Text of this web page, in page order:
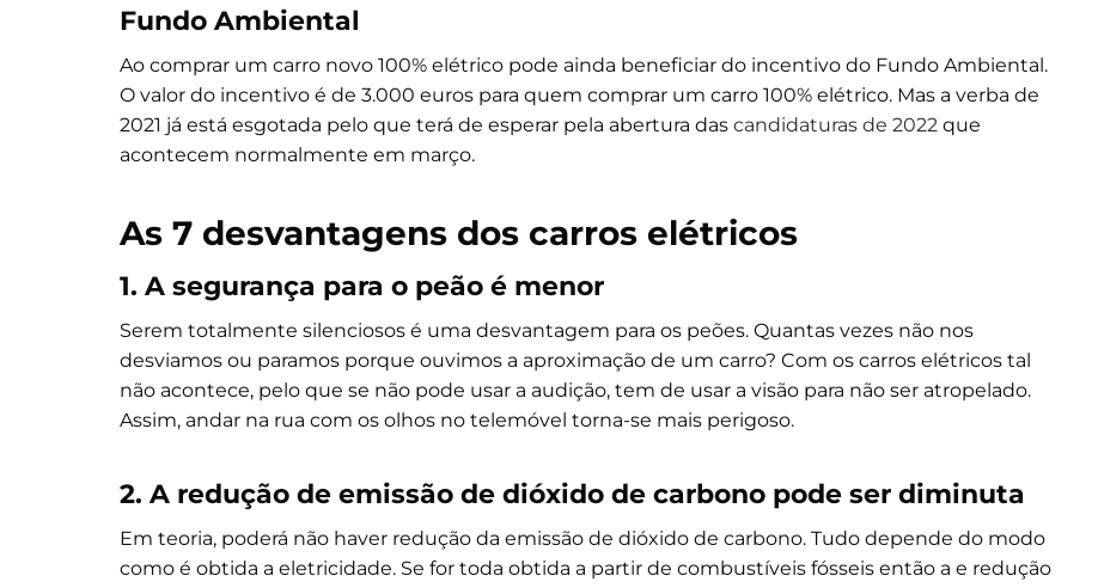
Fundo Ambiental
Ao comprar um carro novo 100% elétrico pode ainda beneficiar do incentivo do Fundo Ambiental.
O valor do incentivo é de 3.000 euros para quem comprar um carro 100% elétrico. Mas a verba de
2021 já está esgotada pelo que terá de esperar pela abertura das candidaturas de 2022 que
acontecem normalmente em março.
As 7 desvantagens dos carros elétricos
1. A segurança para o peão é menor
Serem totalmente silenciosos é uma desvantagem para os peões. Quantas vezes não nos
desviamos ou paramos porque ouvimos a aproximação de um carro? Com os carros elétricos tal
não acontece, pelo que se não pode usar a audição, tem de usar a visão para não ser atropelado.
Assim, andar na rua com os olhos no telemóvel torna-se mais perigoso.
2. A redução de emissão de dióxido de carbono pode ser diminuta
Em teoria, poderá não haver redução da emissão de dióxido de carbono. Tudo depende do modo
como é obtida a eletricidade. Se for toda obtida a partir de combustíveis fósseis então a e redução